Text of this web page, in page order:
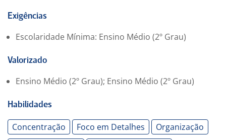
-. Seguro de Vida
-. Convênio Odontologico
-. Estacionamento no local
-. Vale Alimentação
-. Refeição no local
-. Convênio Médico
Exigências
Escolaridade Mínima: Ensino Médio (2º Grau)
Valorizado
Ensino Médio (2º Grau); Ensino Médio (2º Grau)
Habilidades
Concentração Foco em Detalhes
Organização